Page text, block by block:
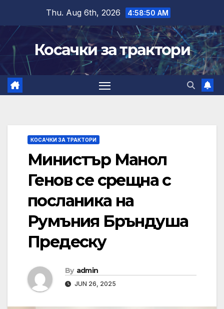
content
Thu. Aug 6th, 2026 4:58:51 AM
Косачки за трактори
КОСАЧКИ ЗА ТРАКТОРИ
Министър Манол
Генов се срещна с
посланика на
Румъния Бръндуша
Предеску
By admin
JUN 26, 2025